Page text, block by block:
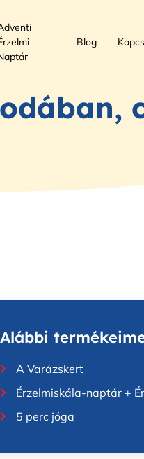
Blog
Alábbi
A Varázskert
Érzelmiskála-naptár +
5 perc jóga